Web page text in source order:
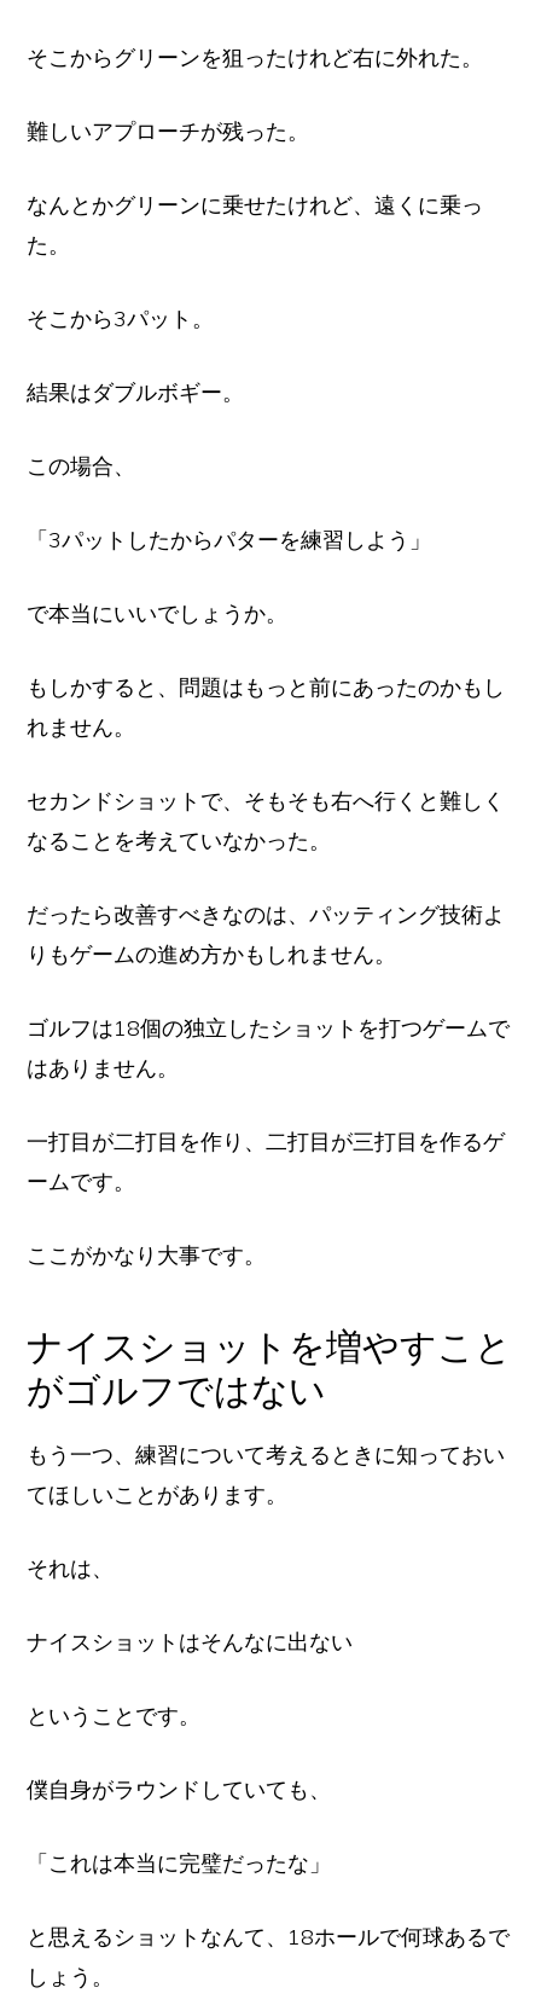
そこからグリーンを狙ったけれど右に外れた。
難しいアプローチが残った。
なんとかグリーンに乗せたけれど、遠くに乗っ
た。
そこから3パット。
結果はダブルボギー。
この場合、
「3パットしたからパターを練習しよう」
で本当にいいでしょうか。
もしかすると、問題はもっと前にあったのかもし
れません。
セカンドショットで、そもそも右へ行くと難しく
なることを考えていなかった。
だったら改善すべきなのは、パッティング技術よ
りもゲームの進め方かもしれません。
ゴルフは18個の独立したショットを打つゲームで
はありません。
一打目が二打目を作り、二打目が三打目を作るゲ
ームです。
ここがかなり大事です。
ナイスショットを増やすこと
がゴルフではない
もう一つ、練習について考えるときに知っておい
てほしいことがあります。
それは、
ナイスショットはそんなに出ない
ということです。
僕自身がラウンドしていても、
「これは本当に完璧だったな」
と思えるショットなんて、18ホールで何球あるで
しょう。